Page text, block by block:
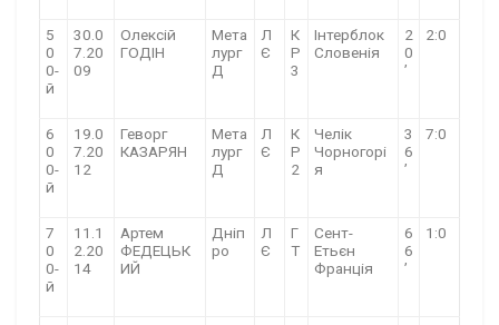
5
0
0-
й
30.0
7.20
09
Олексій
ГОДІН
Мета
лург
Д
Л
Є
К
Р
3
Інтерблок
Словенія
2
0
’
2:0
6
0
0-
й
19.0
7.20
12
Геворг
КАЗАРЯН
Мета
лург
Д
Л
Є
К
Р
2
Челік
Чорногорі
я
3
6
’
7:0
7
0
0-
й
11.1
2.20
14
Артем
ФЕДЕЦЬК
ИЙ
Дніп
ро
Л
Є
Г
Т
Сент-
Етьєн
Франція
6
6
’
1:0